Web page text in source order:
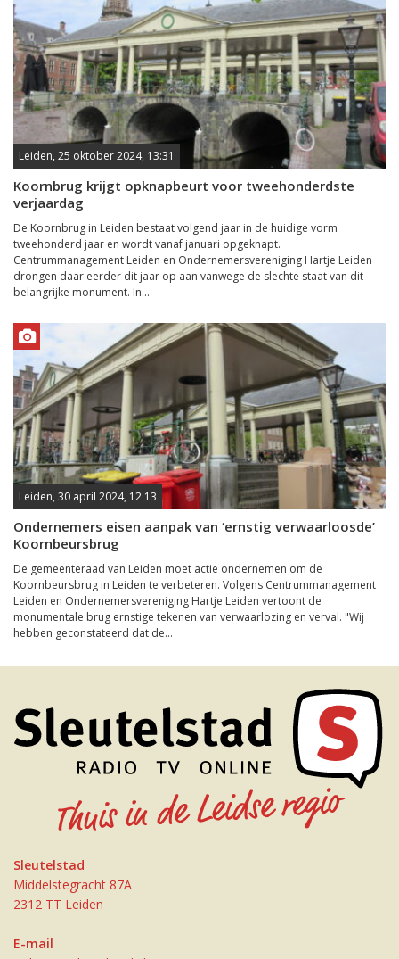
Leiden, 25 oktober 2024, 13:31
Koornbrug krijgt opknapbeurt voor tweehonderdste
verjaardag
De Koornbrug in Leiden bestaat volgend jaar in de huidige vorm
tweehonderd jaar en wordt vanaf januari opgeknapt.
Centrummanagement Leiden en Ondernemersvereniging Hartje Leiden
drongen daar eerder dit jaar op aan vanwege de slechte staat van dit
belangrijke monument. In...
Leiden, 30 april 2024, 12:13
Ondernemers eisen aanpak van ‘ernstig verwaarloosde’
Koornbeursbrug
De gemeenteraad van Leiden moet actie ondernemen om de
Koornbeursbrug in Leiden te verbeteren. Volgens Centrummanagement
Leiden en Ondernemersvereniging Hartje Leiden vertoont de
monumentale brug ernstige tekenen van verwaarlozing en verval. "Wij
hebben geconstateerd dat de...
Sleutelstad
Middelstegracht 87A
2312 TT Leiden
E-mail